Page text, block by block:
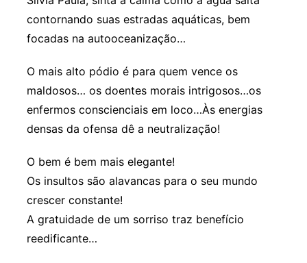
contornando suas estradas aquáticas, bem
focadas na autooceanização…
O mais alto pódio é para quem vence os
maldosos… os doentes morais intrigosos…os
enfermos conscienciais em loco…Às energias
densas da ofensa dê a neutralização!
O bem é bem mais elegante!
Os insultos são alavancas para o seu mundo
crescer constante!
A gratuidade de um sorriso traz benefício
reedificante…